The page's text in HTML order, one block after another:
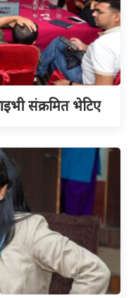
संक्रमित भेटिए